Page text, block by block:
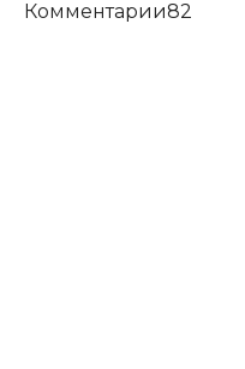
Комментарии82